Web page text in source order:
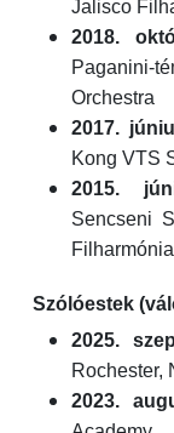
Jalisco
2018.
Paganini-
Orchestra
2017.
Kong VTS
2015.
Sencseni
Filharmónia
Szólóestek
2025.
Rochester,
2023.